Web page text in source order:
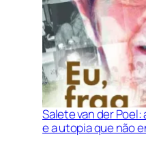
Salete van der
e a utopia que não